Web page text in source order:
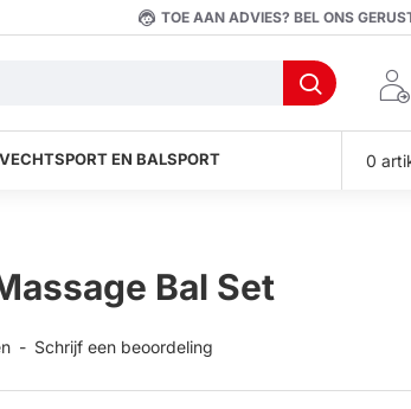
TOE AAN ADVIES? BEL ONS
VECHTSPORT EN BALSPORT 0
Bal Set
- Schrijf een beoordeling